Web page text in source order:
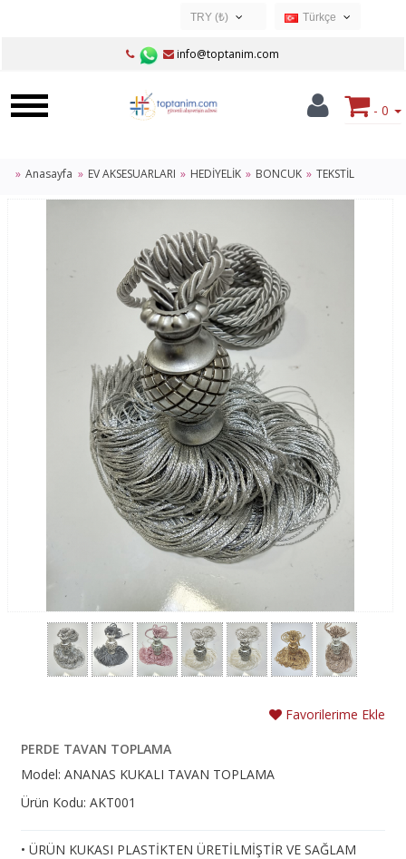
Türkçe
TRY (₺)
TRY (₺)
info@toptanim.com
- 0
Anasayfa EV AKSESUARLARI HEDİYELİK BONCUK TEKSTİL
Favorilerime Ekle
PERDE TAVAN TOPLAMA
Model: ANANAS KUKALI TAVAN TOPLAMA
Ürün Kodu: AKT001
• ÜRÜN KUKASI PLASTİKTEN ÜRETİLMİŞTİR VE SAĞLAM